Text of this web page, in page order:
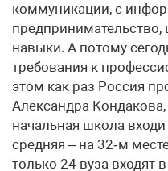
коммуникации, с
навыки. А потому
требования к
этом как раз Россия
Александра
начальная школа
средняя – на 32‑м
только 24 вуза входят